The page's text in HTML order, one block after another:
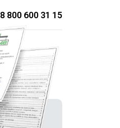
8 800 600 31 15